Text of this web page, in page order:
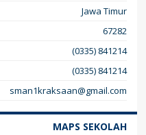
Jawa Timur
67282
(0335) 841214
(0335) 841214
sman1kraksaan@gmail.com
MAPS SEKOLAH